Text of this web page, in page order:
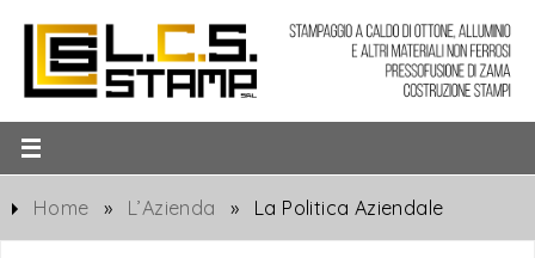
Home » L’Azienda » La Politica Aziendale